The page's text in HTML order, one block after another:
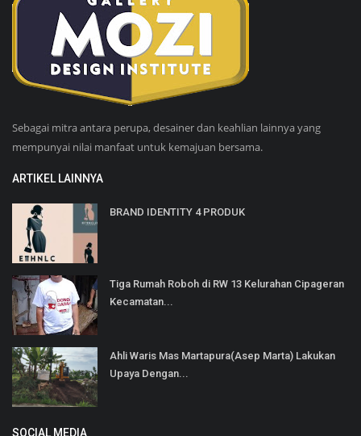
Sebagai mitra antara perupa, desainer dan keahlian lainnya yang
mempunyai nilai manfaat untuk kemajuan bersama.
ARTIKEL LAINNYA
BRAND IDENTITY 4 PRODUK
Tiga Rumah Roboh di RW 13 Kelurahan Cipageran
Kecamatan...
Ahli Waris Mas Martapura(Asep Marta) Lakukan
Upaya Dengan...
SOCIAL MEDIA